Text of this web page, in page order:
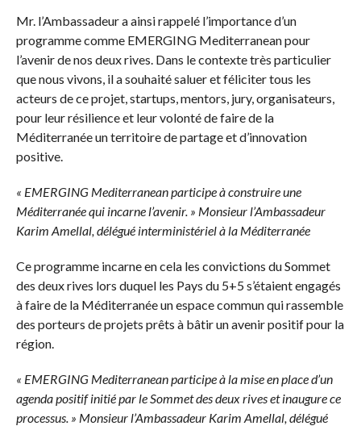
Mr. l’Ambassadeur a ainsi rappelé l’importance d’un
programme comme EMERGING Mediterranean pour
l’avenir de nos deux rives. Dans le contexte très particulier
que nous vivons, il a souhaité saluer et féliciter tous les
acteurs de ce projet, startups, mentors, jury, organisateurs,
pour leur résilience et leur volonté de faire de la
Méditerranée un territoire de partage et d’innovation
positive.
« EMERGING Mediterranean participe à construire une
Méditerranée qui incarne l’avenir. » Monsieur l’Ambassadeur
Karim Amellal, délégué interministériel à la Méditerranée
Ce programme incarne en cela les convictions du Sommet
des deux rives lors duquel les Pays du 5+5 s’étaient engagés
à faire de la Méditerranée un espace commun qui rassemble
des porteurs de projets prêts à bâtir un avenir positif pour la
région.
« EMERGING Mediterranean participe à la mise en place d’un
agenda positif initié par le Sommet des deux rives et inaugure ce
processus. » Monsieur l’Ambassadeur Karim Amellal, délégué